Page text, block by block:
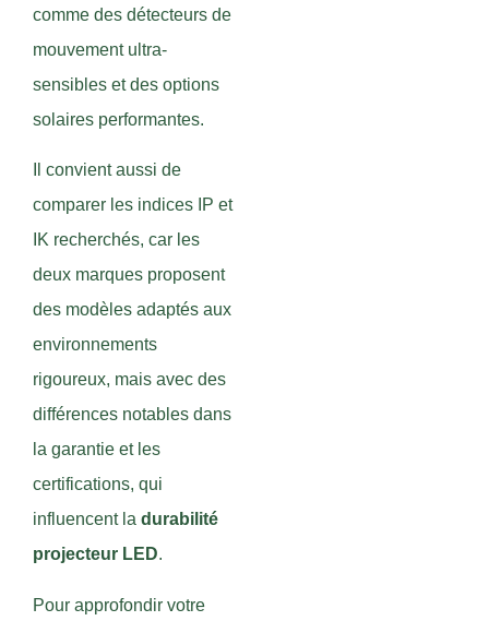
comme des détecteurs de
mouvement ultra-
sensibles et des options
solaires performantes.
Il convient aussi de
comparer les indices IP et
IK recherchés, car les
deux marques proposent
des modèles adaptés aux
environnements
rigoureux, mais avec des
différences notables dans
la garantie et les
certifications, qui
influencent la durabilité
projecteur LED.
Pour approfondir votre